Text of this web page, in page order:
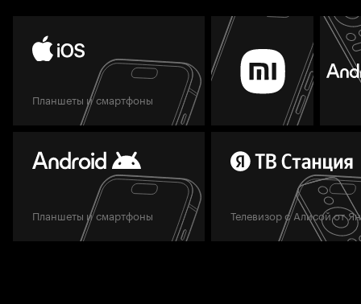
Планшеты и смартфоны
Планшеты и смартфоны Телевизор с Алисой от